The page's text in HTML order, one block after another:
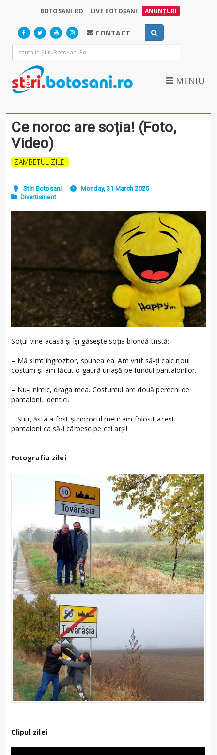
BOTOSANI.RO LIVE BOTOȘANI ANUNȚURI
CONTACT
MENIU
Ce noroc are soția! (Foto,
Video)
ZAMBETUL ZILEI
Stiri Botosani
Monday, 31 March 2025
Divertisment
Soţul vine acasă şi îşi găseşte soţia blondă tristă:
– Mă simt îngrozitor, spunea ea. Am vrut să-ţi calc noul
costum şi am făcut o gaură uriaşă pe fundul pantalonilor.
– Nu-i nimic, draga mea. Costumul are două perechi de
pantaloni, identici.
– Ştiu, ăsta a fost şi norocul meu: am folosit aceşti
pantaloni ca să-i cârpesc pe cei arşi!
Fotografia zilei
Clipul zilei